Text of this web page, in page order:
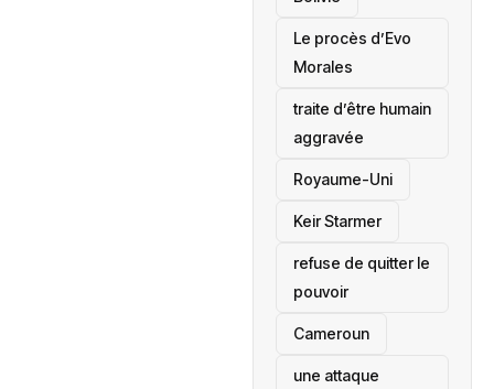
Le procès d’Evo
Morales
traite d’être humain
aggravée
‎Royaume-Uni
Keir Starmer
refuse de quitter le
pouvoir
‎Cameroun
une attaque